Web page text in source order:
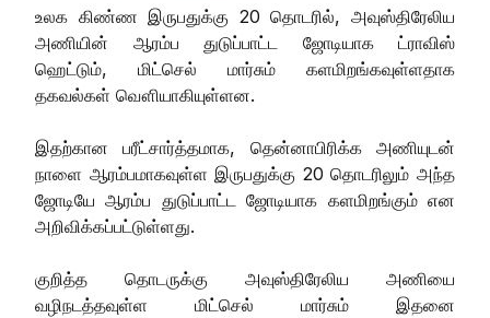
உலக கிண்ண இருபதுக்கு 20 தொடரில், அவுஸ்திரேலிய
அணியின் ஆரம்ப துடுப்பாட்ட ஜோடியாக ட்ராவிஸ்
ஹெட்டும், மிட்செல் மார்சும் களமிறங்கவுள்ளதாக
தகவல்கள் வௌியாகியுள்ளன.
இதற்கான பரீட்சார்த்தமாக, தென்னாபிரிக்க அணியுடன்
நாளை ஆரம்பமாகவுள்ள இருபதுக்கு 20 தொடரிலும் அந்த
ஜோடியே ஆரம்ப துடுப்பாட்ட ஜோடியாக களமிறங்கும் என
அறிவிக்கப்பட்டுள்ளது.
குறித்த தொடருக்கு அவுஸ்திரேலிய அணியை
வழிநடத்தவுள்ள மிட்செல் மார்சும் இதனை